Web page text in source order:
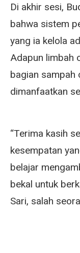
Di akhir sesi,
bahwa sistem
yang ia kelola
Adapun limbah
bagian sampah
dimanfaatkan
“Terima kasih
kesempatan
belajar
bekal untuk
Sari, salah